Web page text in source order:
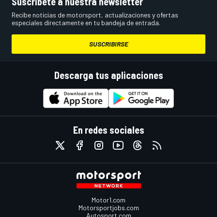
Recibe noticias de motorsport, actualizaciones y ofertas
especiales directamente en tu bandeja de entrada.
SUSCRIBIRSE
Descarga tus aplicaciones
En redes sociales
Motor1.com
Motorsportjobs.com
Autosport.com